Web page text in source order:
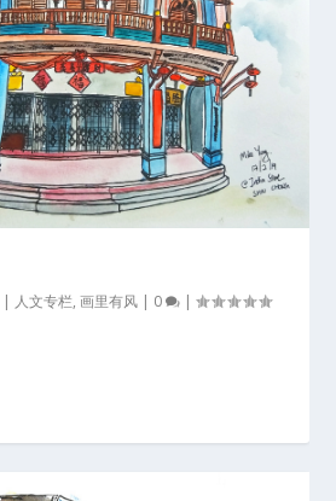
| 人文专栏,画里有风 | 0 |